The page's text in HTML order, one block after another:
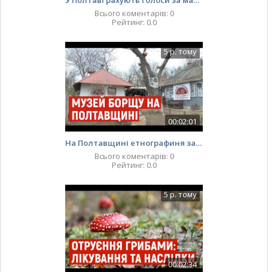
Всього коментарів: 0
Рейтинг: 0.0
5 р. тому
00:02:01
На Полтавщині етнографиня започаткує музей борщу
Всього коментарів: 0
Рейтинг: 0.0
5 р. тому
00:02:34